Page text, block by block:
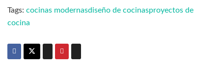
Tags: cocinas modernasdiseño de cocinasproyectos de
cocina